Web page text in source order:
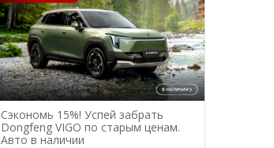
Сэкономь 15%! Успей забрать
Dongfeng VIGO по старым ценам.
Авто в наличии